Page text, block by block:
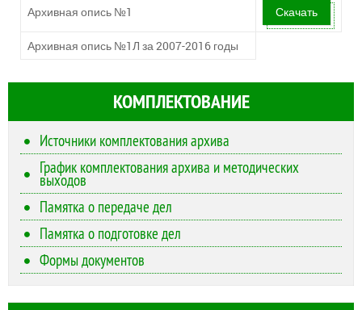
Архивная опись №1 Скачать
Архивная опись №1Л за 2007-2016 годы
КОМПЛЕКТОВАНИЕ
Источники комплектования архива
График комплектования архива и методических
выходов
Памятка о передаче дел
Памятка о подготовке дел
Формы документов